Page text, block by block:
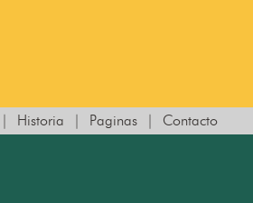
Historia Paginas Contacto